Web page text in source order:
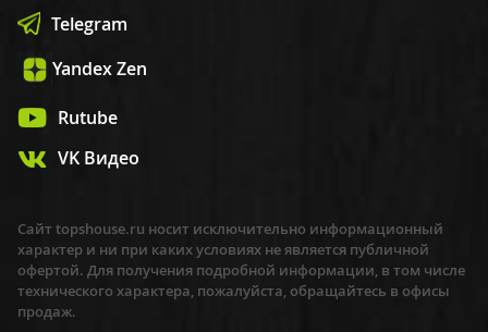
Telegram
Yandex Zen
Rutube
VK Видео
Сайт topshouse.ru носит исключительно информационный
характер и ни при каких условиях не является публичной
офертой. Для получения подробной информации, в том числе
технического характера, пожалуйста, обращайтесь в офисы
продаж.